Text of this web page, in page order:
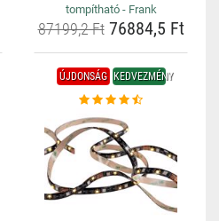
tompítható - Frank
87199,2 Ft76884,5 Ft
ÚJDONSÁG KEDVEZMÉNY